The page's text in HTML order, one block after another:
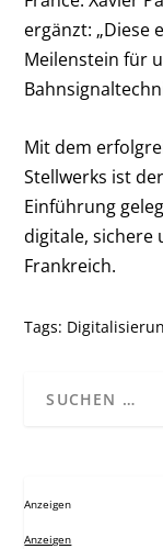
ergänzt: „Diese
Meilenstein für
Mit dem
Stellwerks ist
Einführung
digitale, sichere
Frankreich.
Tags:
Anzeigen
Anzeigen